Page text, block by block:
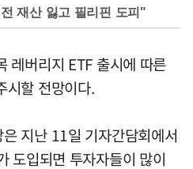
재산 잃고 필리핀 도피"
레버리지 ETF 출시에 따른
시할 전망이다.
지난 11일 기자간담회에서
도입되면 투자자들이 많이